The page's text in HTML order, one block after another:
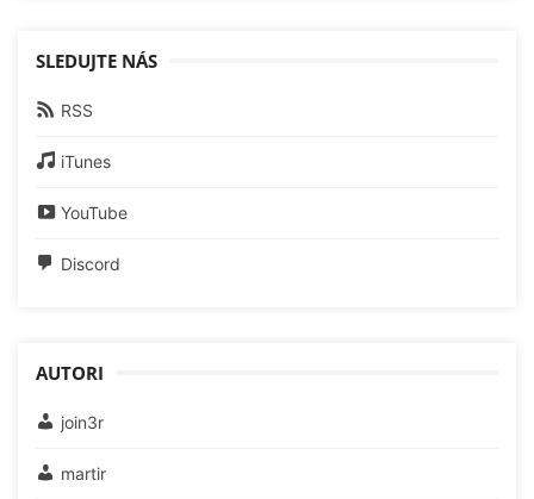
SLEDUJTE NÁS
RSS
iTunes
YouTube
Discord
AUTORI
join3r
martir